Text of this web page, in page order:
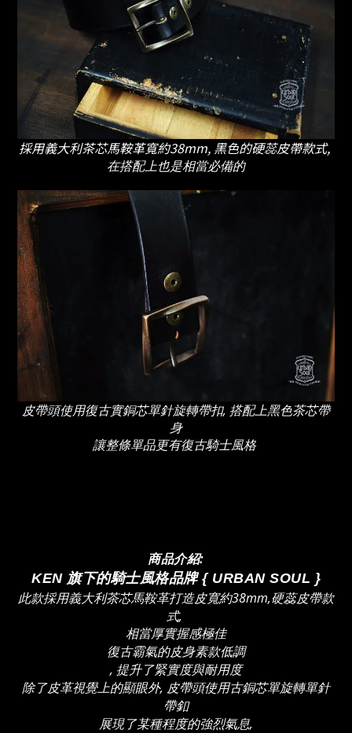
採用義大利茶芯馬鞍革寬約38mm, 黑色的硬蕊皮帶款式,
在搭配上也是相當必備的
皮帶頭使用復古實銅芯單針旋轉帶扣, 搭配上黑色茶芯帶
身
讓整條單品更有復古騎士風格
商品介紹:
KEN 旗下的騎士風格品牌 { URBAN SOUL }
此款採用義大利茶芯馬鞍革打造皮寬約38mm,硬蕊皮帶款
式,
相當厚實握感極佳
復古霸氣的皮身素款低調
, 提升了緊實度與耐用度
除了皮革視覺上的顯眼外, 皮帶頭使用古銅芯單旋轉單針
帶釦
展現了某種程度的強烈氣息,